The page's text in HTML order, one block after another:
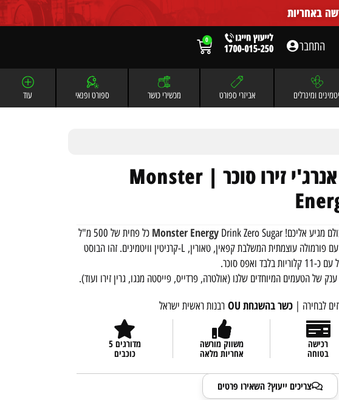
התחבר 0
ומינרלים אביזרי ספורט מכשירי כושר ספורט ופנאי עוד
משקאות מונסטר אנרג'י זירו סוכר | Monster
מגיע אליכם! Monster Energy
Drink Zero Sugar כל פחית של 500 מ"ל
תעזור לכם למצוא את המונסטר שבכם, עם פורמולה עוצמתית המשלבת קפאין, טאורין, L-קרניטין וויטמינים. זהו הבוסט
ואפס סוכר.
של הטעמים המיוחדים שלנו (אולטרה, פרדייס, פייסטה מנגו, גרין זירו ועוד).
כשר בהשגחת OU רבנות ראשית ישראל
רכישה
בטוחה
משווק מורשה
אחריות מלאה
מדורגים 5
כוכבים
צריכים ייעוץ? השאירו פרטים